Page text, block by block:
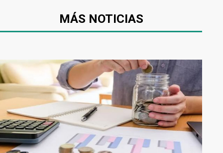
MÁS NOTICIAS